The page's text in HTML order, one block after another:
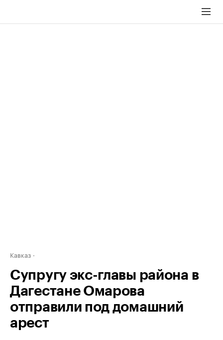
Кавказ
Супругу экс-главы района в
Дагестане Омарова
отправили под домашний
арест